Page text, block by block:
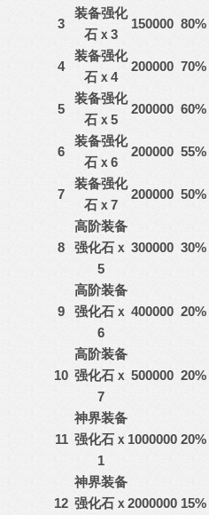
3
装备强化
石ｘ3
150000 80%
4
装备强化
石ｘ4
200000 70%
5
装备强化
石ｘ5
200000 60%
6
装备强化
石ｘ6
200000 55%
7
装备强化
石ｘ7
200000 50%
8
高阶装备
强化石ｘ
5
300000 30%
9
高阶装备
强化石ｘ
6
400000 20%
10
高阶装备
强化石ｘ
7
500000 20%
11
神界装备
强化石ｘ
1
1000000 20%
12
神界装备
强化石ｘ 2000000 15%